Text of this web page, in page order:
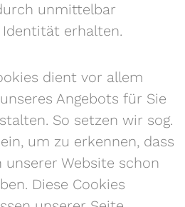
unmittelbar
erhalten.
dient vor allem
Angebots für Sie
So setzen wir sog.
um zu erkennen, dass
unserer Website schon
Diese Cookies